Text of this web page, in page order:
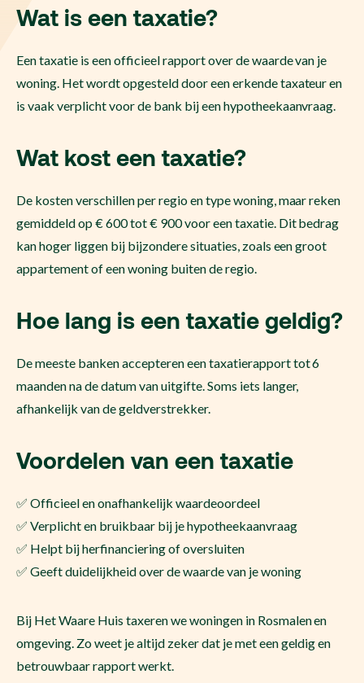
Wat is een taxatie?
Een taxatie is een officieel rapport over de waarde van je
woning. Het wordt opgesteld door een erkende taxateur en
is vaak verplicht voor de bank bij een hypotheekaanvraag.
Wat kost een taxatie?
De kosten verschillen per regio en type woning, maar reken
gemiddeld op € 600 tot € 900 voor een taxatie. Dit bedrag
kan hoger liggen bij bijzondere situaties, zoals een groot
appartement of een woning buiten de regio.
Hoe lang is een taxatie geldig?
De meeste banken accepteren een taxatierapport tot 6
maanden na de datum van uitgifte. Soms iets langer,
afhankelijk van de geldverstrekker.
Voordelen van een taxatie
✅ Officieel en onafhankelijk waardeoordeel
✅ Verplicht en bruikbaar bij je hypotheekaanvraag
✅ Helpt bij herfinanciering of oversluiten
✅ Geeft duidelijkheid over de waarde van je woning
Bij Het Waare Huis taxeren we woningen in Rosmalen en
omgeving. Zo weet je altijd zeker dat je met een geldig en
betrouwbaar rapport werkt.